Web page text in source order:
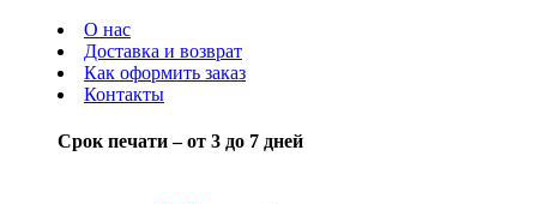
О нас
Доставка и возврат
Как оформить заказ
Контакты
Срок печати – от 3 до 7 дней